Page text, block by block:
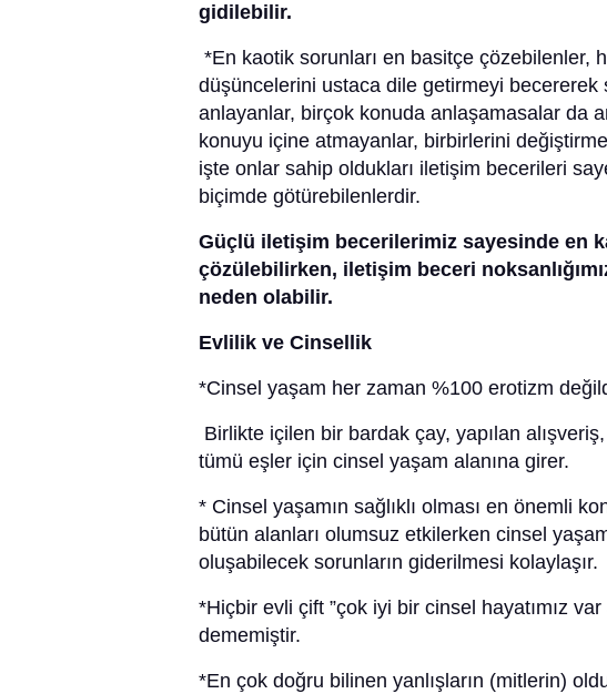
gidilebilir.
*En kaotik sorunları en basitçe çözebilenler,
düşüncelerini ustaca dile getirmeyi
anlayanlar, birçok konuda anlaşamasalar da
konuyu içine atmayanlar, birbirlerini
işte onlar sahip oldukları iletişim becerileri
biçimde götürebilenlerdir.
Güçlü iletişim becerilerimiz sayesinde en
çözülebilirken, iletişim beceri
neden olabilir.
Evlilik ve Cinsellik
*Cinsel yaşam her zaman %100 erotizm
Birlikte içilen bir bardak çay, yapılan
tümü eşler için cinsel yaşam alanına girer.
* Cinsel yaşamın sağlıklı olması en önemli
bütün alanları olumsuz etkilerken cinsel
oluşabilecek sorunların giderilmesi kolaylaşır.
*Hiçbir evli çift ”çok iyi bir cinsel hayatımız
dememiştir.
*En çok doğru bilinen yanlışların (mitlerin)